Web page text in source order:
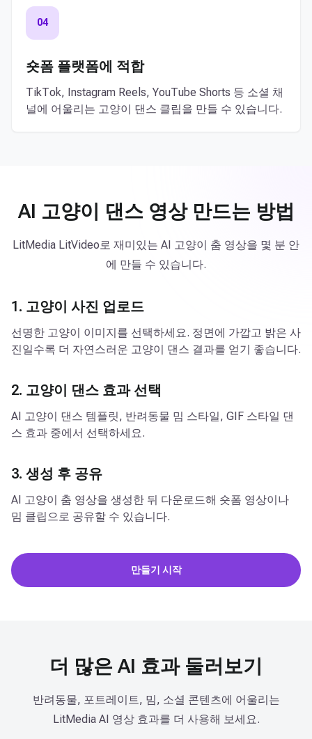
04
숏폼 플랫폼에 적합
TikTok, Instagram Reels, YouTube Shorts 등 소셜 채
널에 어울리는 고양이 댄스 클립을 만들 수 있습니다.
AI 고양이 댄스 영상 만드는 방법
LitMedia LitVideo로 재미있는 AI 고양이 춤 영상을 몇 분 안
에 만들 수 있습니다.
1. 고양이 사진 업로드
선명한 고양이 이미지를 선택하세요. 정면에 가깝고 밝은 사
진일수록 더 자연스러운 고양이 댄스 결과를 얻기 좋습니다.
2. 고양이 댄스 효과 선택
AI 고양이 댄스 템플릿, 반려동물 밈 스타일, GIF 스타일 댄
스 효과 중에서 선택하세요.
3. 생성 후 공유
AI 고양이 춤 영상을 생성한 뒤 다운로드해 숏폼 영상이나
밈 클립으로 공유할 수 있습니다.
만들기 시작
더 많은 AI 효과 둘러보기
반려동물, 포트레이트, 밈, 소셜 콘텐츠에 어울리는
LitMedia AI 영상 효과를 더 사용해 보세요.